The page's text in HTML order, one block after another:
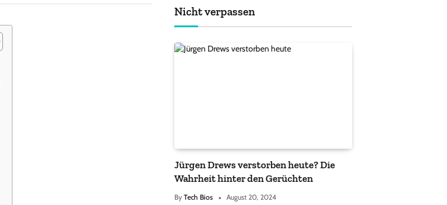
Nicht verpassen
Jürgen Drews verstorben heute? Die
Wahrheit hinter den Gerüchten
By Tech Bios August 20, 2024